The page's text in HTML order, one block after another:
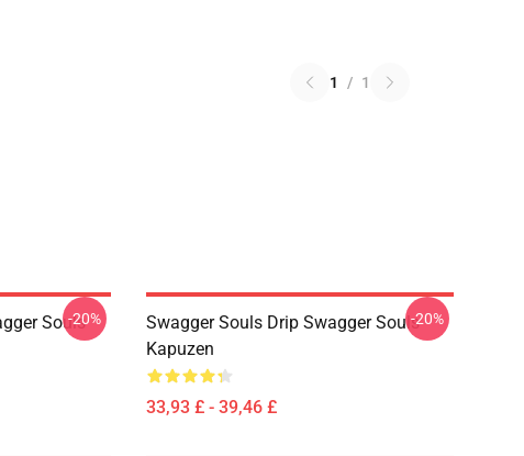
1 / 1
Souls-20%
Swagger Souls Drip Swagger Souls
Kapuzen
33,93 £ - 39,46 £
-20%